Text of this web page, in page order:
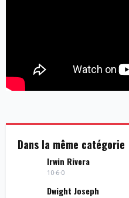
Dans la même catégorie
Irwin Rivera
10-6-0
Dwight Joseph